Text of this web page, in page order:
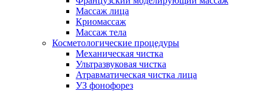
Массаж лица
Криомассаж
Массаж тела
Косметологические процедуры
Механическая чистка
Ультразвуковая чистка
Атравматическая чистка лица
УЗ фонофорез